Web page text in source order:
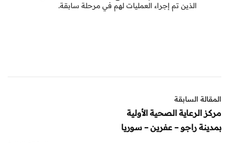
الذين تم إجراء العمليات لهم في مرحلة سابقة.
المقالة السابقة
مركز الرعاية الصحية الأولية
بمدينة راجو – عفرين – سوريا